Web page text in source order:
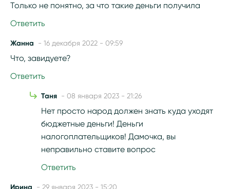
Только не понятно, за что такие деньги получила
Ответить
Жанна - 16 декабря 2022 - 09:59
Что, завидуете?
Ответить
Таня - 08 января 2023 - 21:26
Нет просто народ должен знать куда уходят
бюджетные деньги! Деньги
налогоплательщиков! Дамочка, вы
неправильно ставите вопрос
Ответить
Ирина - 29 января 2023 - 15:20